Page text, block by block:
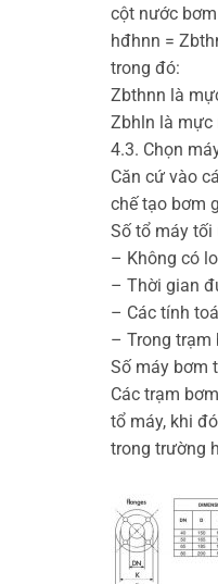
cột nước
hđhnn =
trong đó:
Zbthnn là
Zbhln là mực
4.3. Chọn
Căn cứ vào
chế tạo bơm
Số tổ máy tối
– Không có
– Thời gian
– Các tính
– Trong trạm
Số máy bơm
Các trạm
tổ máy, khi
trong trường